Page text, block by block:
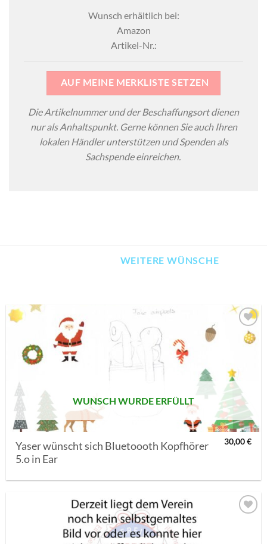
Wunsch erhältlich bei:
Amazon
Artikel-Nr.:
AUF MEINE MERKLISTE SETZEN
Die Artikelnummer und der Beschaffungsort dienen
nur als Anhaltspunkt. Gerne können Sie auch Ihren
lokalen Händler unterstützen und Spenden als
Sachspende einreichen.
WEITERE WÜNSCHE
AUF MEINE
WUNSCH WURDE ERFÜLLT
Yaser wünscht sich Bluetoooth Kopfhörer
5.o in Ear
30,00€